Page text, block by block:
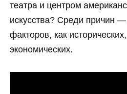
театра и центром
искусства? Среди причин
факторов, как
экономических.